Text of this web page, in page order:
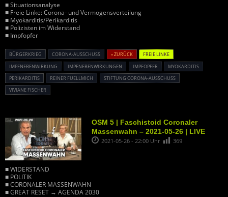
■ Situationsanalyse
■ Freie Linke: Corona- und Vermögensverteilung
■ Myokarditis/Perikarditis
■ Polizisten im Widerstand
■ Impfopfer
BÜRGERKRIEG CORONA-AUSSCHUSS « ZURÜCK
FREIE LINKE
IMPFNEBENWIRKUNG
IMPFNEBENWIRKUNGEN IMPFOPFER
MYOKARDITIS
PERIKARDITIS
REINER FUELLMICH
STIFTUNG CORONA-AUSSCHUSS
VIVIANE FISCHER
OSM 5 | Faschistoid Coronaler
Massenwahn – 2021-05-26 | LIVE
2021-05-26 - 22:00 Uhr 369
■ WIDERSTAND
■ POLITIK
■ CORONALER MASSENWAHN
■ GREAT RESET → AGENDA 2030